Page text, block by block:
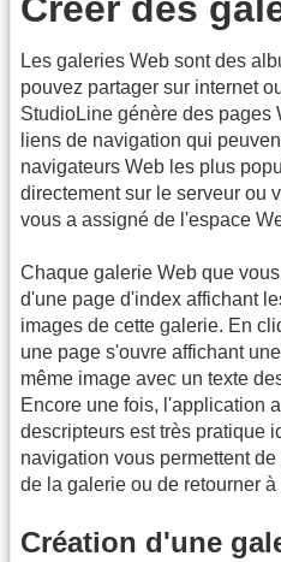
Les galeries Web sont des
pouvez partager sur internet
StudioLine génère des pages
liens de navigation qui
navigateurs Web les plus
directement sur le serveur ou
vous a assigné de l'espace
Chaque galerie Web que
d'une page d'index affichant
images de cette galerie. En
une page s'ouvre affichant
même image avec un texte
Encore une fois, l'application
descripteurs est très pratique
navigation vous permettent
de la galerie ou de retourner
Création d'une